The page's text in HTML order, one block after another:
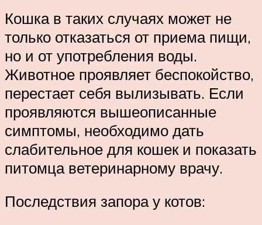
Кошка в таких случаях может не
только отказаться от приема пищи,
но и от употребления воды.
Животное проявляет беспокойство,
перестает себя вылизывать. Если
проявляются вышеописанные
симптомы, необходимо дать
слабительное для кошек и показать
питомца ветеринарному врачу.
Последствия запора у котов: